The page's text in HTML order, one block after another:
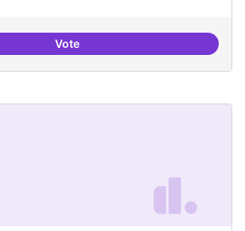
VoteModel exportable - guifinet a